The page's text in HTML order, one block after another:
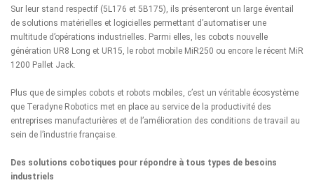
Sur leur stand respectif (5L176 et 5B175), ils présenteront un large éventail
de solutions matérielles et logicielles permettant d’automatiser une
multitude d’opérations industrielles. Parmi elles, les cobots nouvelle
génération UR8 Long et UR15, le robot mobile MiR250 ou encore le récent MiR
1200 Pallet Jack.
Plus que de simples cobots et robots mobiles, c’est un véritable écosystème
que Teradyne Robotics met en place au service de la productivité des
entreprises manufacturières et de l’amélioration des conditions de travail au
sein de l’industrie française.
Des solutions cobotiques pour répondre à tous types de besoins
industriels